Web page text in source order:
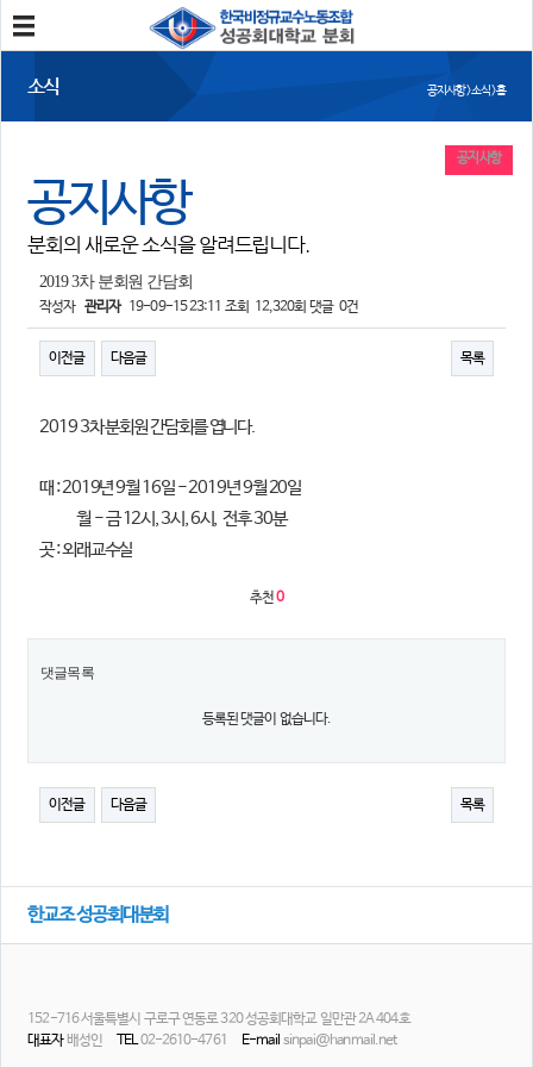
분회소개
소식
공지사항
조합활동
언론보도
참여
자유게시판
자료
참고자료
의견
토론회자료
소식 공지사항 > 소식 > 홈
공지사항
분회의 새로운 소식을 알려드립니다.
공지사항
2019 3차 분회원 간담회
작성자 관리자 19-09-15 23:11 조회 12,320회 댓글 0건
이전글 다음글 목록
2019 3차 분회원 간담회를 엽니다.
때 : 2019년 9월 16일 - 2019년 9월20일
월 - 금 12시, 3시, 6시, 전후 30분
곳 : 외래교수실
추천0
댓글목록
등록된 댓글이 없습니다.
이전글 다음글 목록
한교조 성공회대분회
152-716 서울특별시 구로구 연동로 320 성공회대학교 일만관 2A 404호
대표자배성인 TEL02-2610-4761 E-mail sinpai@hanmail.net